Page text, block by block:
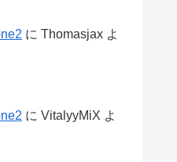
に Thomasjax よ
に VitalyyMiX よ